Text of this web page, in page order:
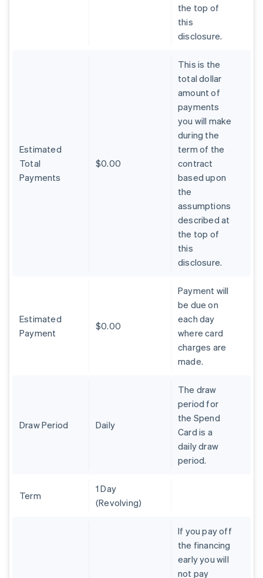
the top of
this
disclosure.
Estimated
Total
Payments
$0.00
This is the
total dollar
amount of
payments
you will make
during the
term of the
contract
based upon
the
assumptions
described at
the top of
this
disclosure.
Estimated
Payment
$0.00
Payment will
be due on
each day
where card
charges are
made.
Draw Period Daily
The draw
period for
the Spend
Card is a
daily draw
period.
Term
1 Day
(Revolving)
If you pay off
the financing
early you will
not pay
Autriche
Deutsch
Canada
EnglishFrançais
English